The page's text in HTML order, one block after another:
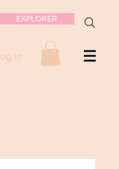
EXPLORER
in